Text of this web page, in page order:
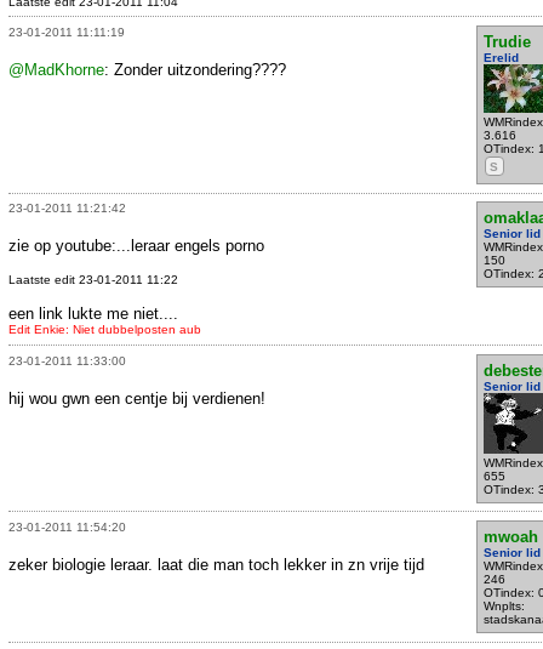
23-01-2011 11:11:19
Trudie
Erelid
3.616
OTindex:
S
@MadKhorne: Zonder uitzondering????
23-01-2011 11:21:42
Senior lid
150
OTindex:
zie op youtube:...leraar engels porno
Laatste edit 23-01-2011 11:22
een link lukte me niet....
Edit Enkie: Niet dubbelposten aub
23-01-2011 11:33:00
Senior lid
655
OTindex:
hij wou gwn een centje bij verdienen!
23-01-2011 11:54:20
mwoah
Senior lid
246
OTindex:
Wnplts:
zeker biologie leraar. laat die man toch lekker in zn vrije tijd